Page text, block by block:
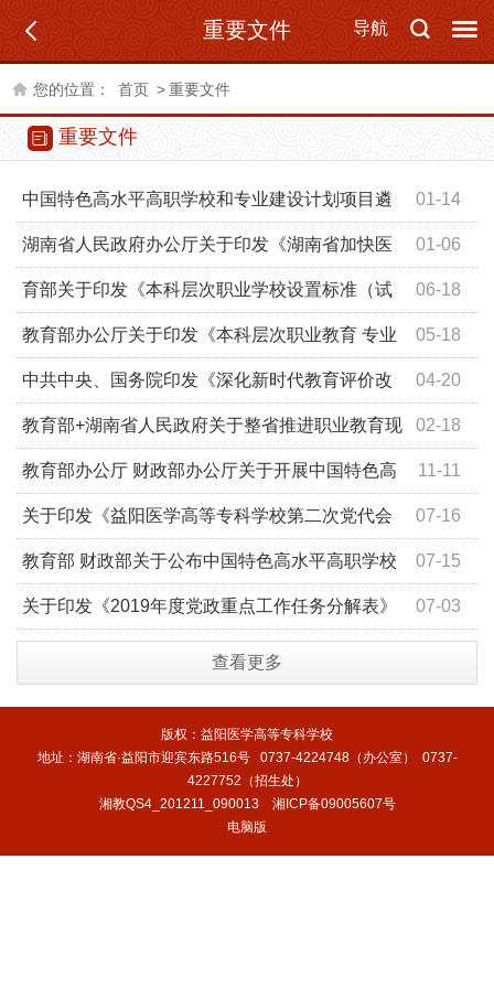
导航
重要文件
您的位置： 首页 >重要文件
重要文件
01-14
中国特色高水平高职学校和专业建设计划项目遴
选管理办法（试行） 01-06
湖南省人民政府办公厅关于印发《湖南省加快医
学教育创新发展实施方案》的通知 06-18
育部关于印发《本科层次职业学校设置标准（试
行）》的通知 05-18
教育部办公厅关于印发《本科层次职业教育 专业
设置管理办法（试行）》的通知 04-20
中共中央、国务院印发《深化新时代教育评价改
革总体方案》 02-18
教育部+湖南省人民政府关于整省推进职业教育现
代化服务“三高四新”战略的意见 11-11
教育部办公厅 财政部办公厅关于开展中国特色高
水平高职学校和专业建设计划项目申报的通知 07-16
关于印发《益阳医学高等专科学校第二次党代会
报告重点任务分解表》的通知 07-15
教育部 财政部关于公布中国特色高水平高职学校
和专业建设计划建设单位名单的通知 07-03
关于印发《2019年度党政重点工作任务分解表》
查看更多
版权：益阳医学高等专科学校
地址：湖南省·益阳市迎宾东路516号 0737-4224748（办公室） 0737-
4227752（招生处）
湘教QS4_201211_090013 湘ICP备09005607号
电脑版